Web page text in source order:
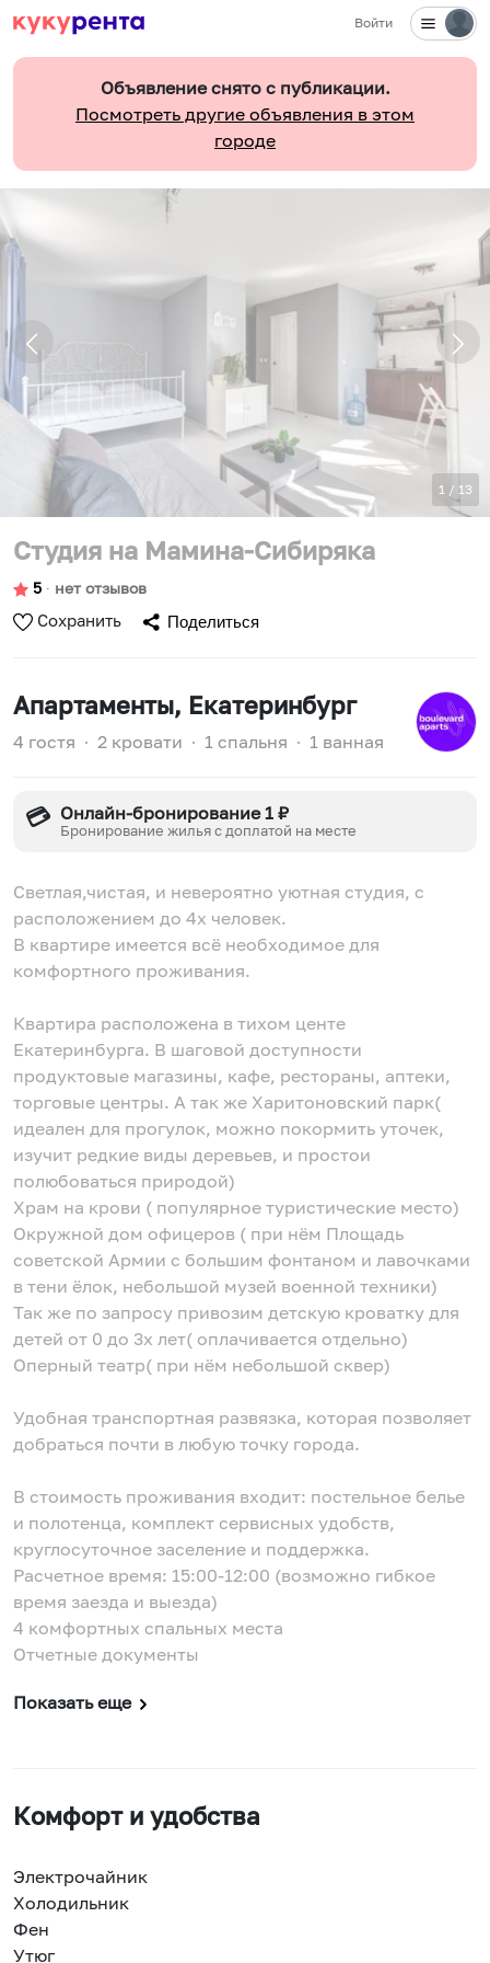
Войти
Объявление снято с публикации.
Посмотреть другие объявления в этом
городе
1 / 13
Студия на Мамина-Сибиряка
5 ∙ нет отзывов
Сохранить Поделиться
Апартаменты, Екатеринбург
4 гостя ∙ 2 кровати ∙ 1 спальня ∙ 1 ванная
💳 Онлайн-бронирование 1 ₽
Бронирование жилья с доплатой на месте
Светлая,чистая, и невероятно уютная студия, с
расположением до 4х человек.
В квартире имеется всё необходимое для
комфортного проживания.
Квартира расположена в тихом центе
Екатеринбурга. В шаговой доступности
продуктовые магазины, кафе, рестораны, аптеки,
торговые центры. А так же Харитоновский парк(
идеален для прогулок, можно покормить уточек,
изучит редкие виды деревьев, и простои
полюбоваться природой)
Храм на крови ( популярное туристические место)
Окружной дом офицеров ( при нём Площадь
советской Армии с большим фонтаном и лавочками
в тени ёлок, небольшой музей военной техники)
Так же по запросу привозим детскую кроватку для
детей от 0 до 3х лет( оплачивается отдельно)
Оперный театр( при нём небольшой сквер)
Удобная транспортная развязка, которая позволяет
добраться почти в любую точку города.
В стоимость проживания входит: постельное белье
и полотенца, комплект сервисных удобств,
круглосуточное заселение и поддержка.
Расчетное время: 15:00-12:00 (возможно гибкое
время заезда и выезда)
4 комфортных спальных места
Отчетные документы
Показать еще
Комфорт и удобства
Электрочайник
Холодильник
Фен
Утюг